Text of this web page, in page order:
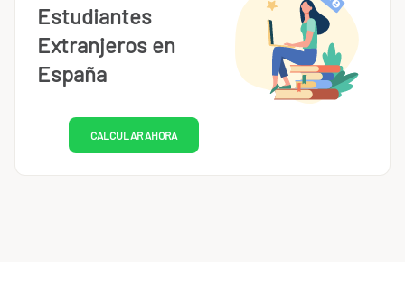
Estudiantes
Extranjeros en
España
CALCULAR AHORA